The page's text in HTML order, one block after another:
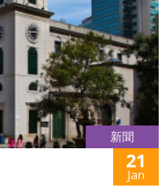
新聞
21
Jan